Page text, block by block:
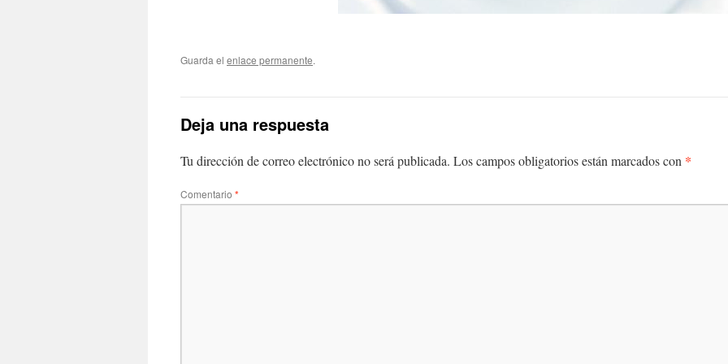
Guarda el enlace permanente.
Deja una respuesta
Tu dirección de correo electrónico no será publicada. Los campos obligatorios están marcados con *
Comentario *